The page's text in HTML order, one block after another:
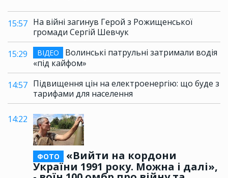
15:57 На війні загинув Герой з Рожищенської
громади Сергій Шевчук
15:29
ВІДЕО
Волинські патрульні затримали водія
«під кайфом»
14:57 Підвищення цін на електроенергію: що буде з
тарифами для населення
14:22
ФОТО
«Вийти на кордони
України 1991 року. Можна і далі»,